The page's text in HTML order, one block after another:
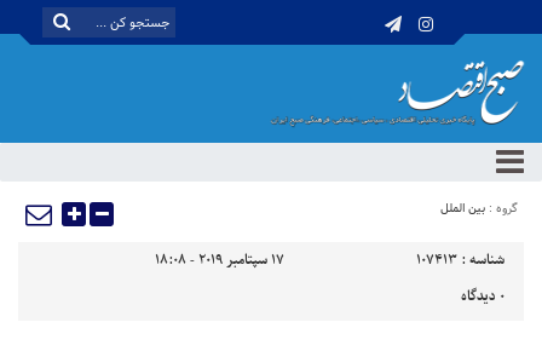
گروه : بین الملل
شناسه : 107413
17 سپتامبر 2019 - 18:08
0 دیدگاه